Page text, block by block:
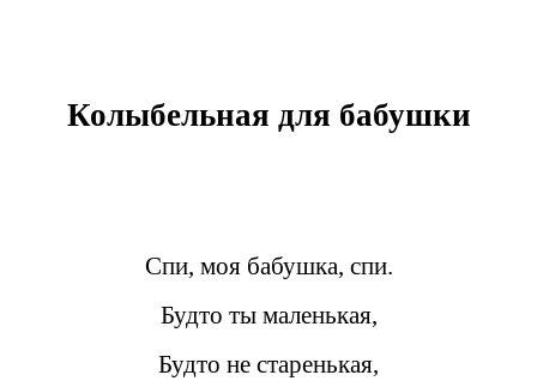
Колыбельная для бабушки
Спи, моя бабушка, спи.
Будто ты маленькая,
Будто не старенькая,